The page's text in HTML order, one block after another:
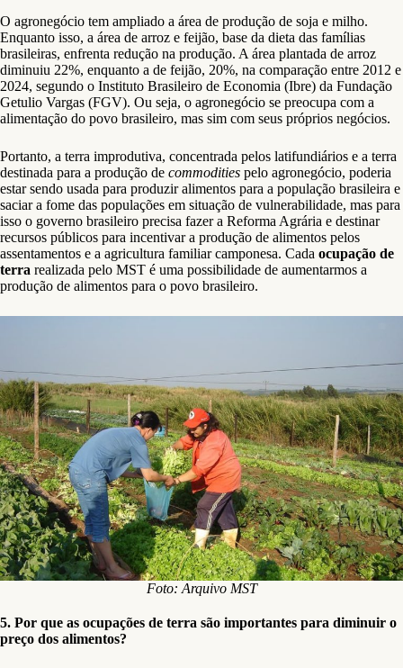
O agronegócio tem ampliado a área de produção de soja e milho.
Enquanto isso, a área de arroz e feijão, base da dieta das famílias
brasileiras, enfrenta redução na produção. A área plantada de arroz
diminuiu 22%, enquanto a de feijão, 20%, na comparação entre 2012 e
2024, segundo o Instituto Brasileiro de Economia (Ibre) da Fundação
Getulio Vargas (FGV). Ou seja, o agronegócio se preocupa com a
alimentação do povo brasileiro, mas sim com seus próprios negócios.
Portanto, a terra improdutiva, concentrada pelos latifundiários e a terra
destinada para a produção de commodities pelo agronegócio, poderia
estar sendo usada para produzir alimentos para a população brasileira e
saciar a fome das populações em situação de vulnerabilidade, mas para
isso o governo brasileiro precisa fazer a Reforma Agrária e destinar
recursos públicos para incentivar a produção de alimentos pelos
assentamentos e a agricultura familiar camponesa. Cada ocupação de
terra realizada pelo MST é uma possibilidade de aumentarmos a
produção de alimentos para o povo brasileiro.
Foto: Arquivo MST
5. Por que as ocupações de terra são importantes para diminuir o
preço dos alimentos?